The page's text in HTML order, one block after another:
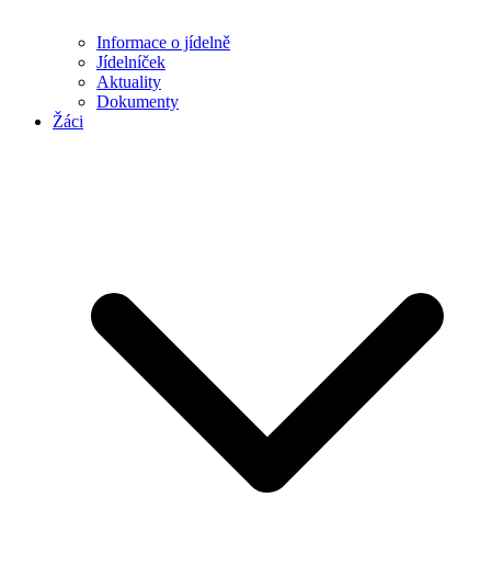
Informace o jídelně
Jídelníček
Aktuality
Dokumenty
Žáci